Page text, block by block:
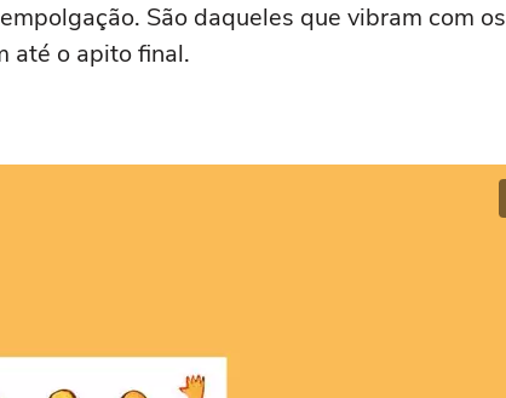
São daqueles que vibram com os
até o apito final.